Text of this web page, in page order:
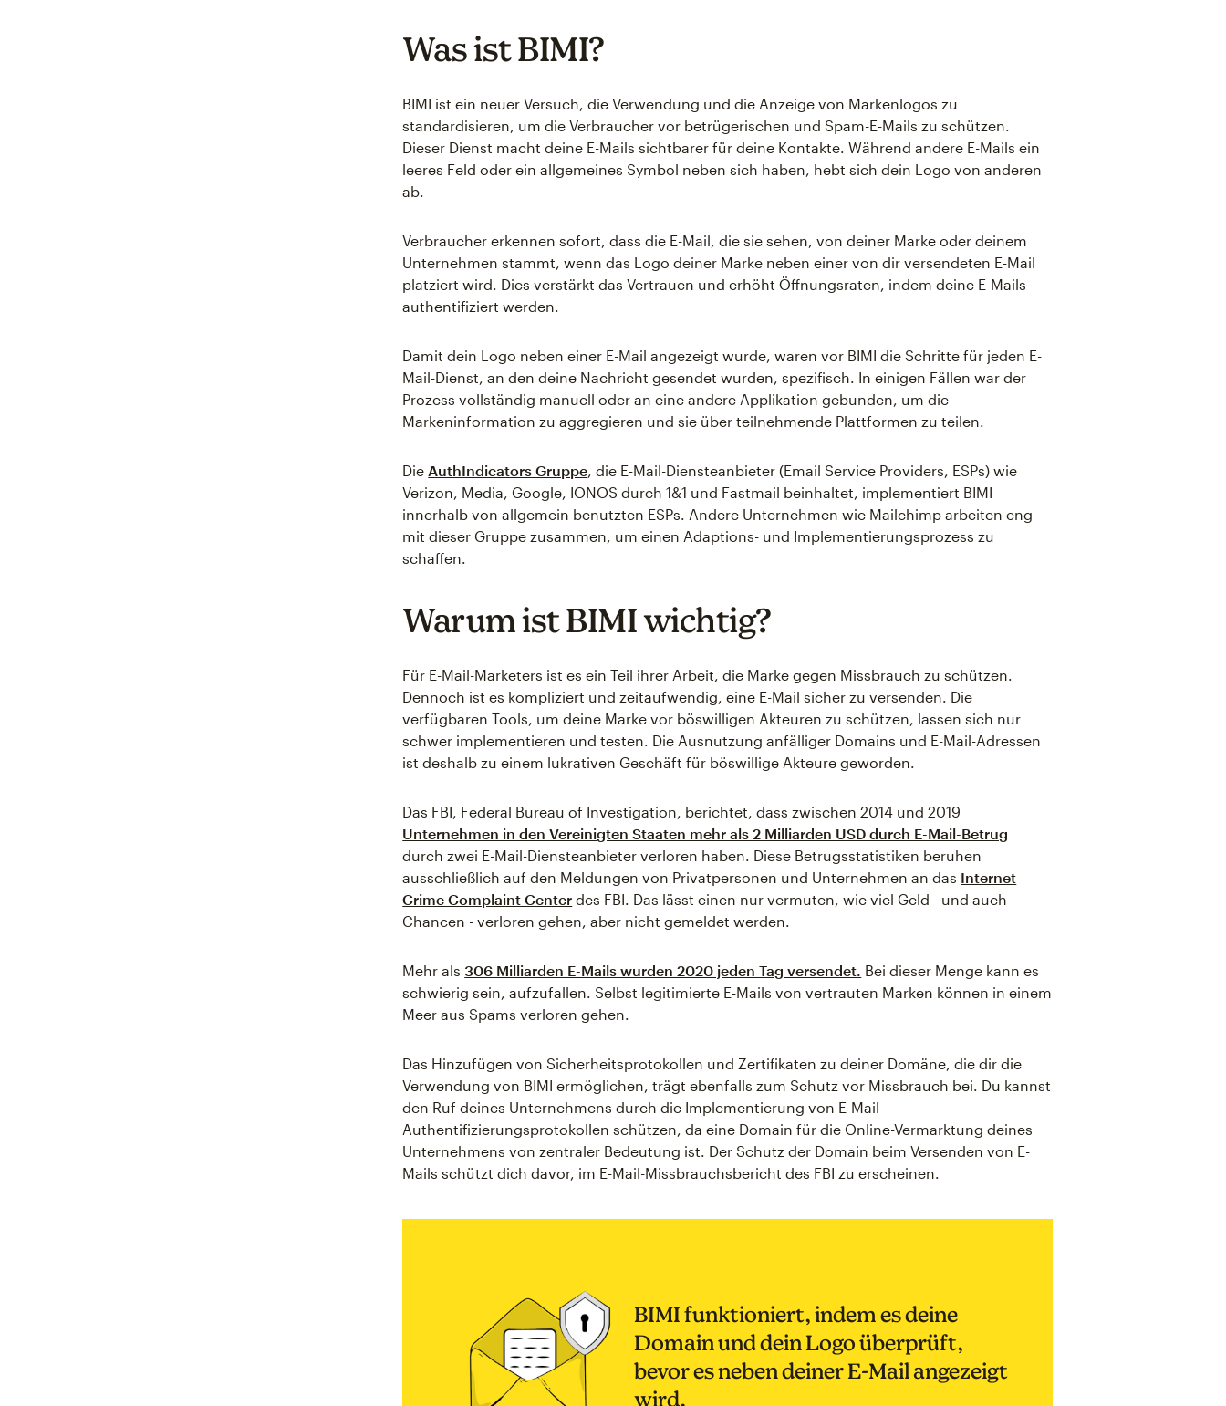
Was ist BIMI?
BIMI ist ein neuer Versuch, die Verwendung und die Anzeige von Markenlogos zu
standardisieren, um die Verbraucher vor betrügerischen und Spam-E-Mails zu schützen.
Dieser Dienst macht deine E-Mails sichtbarer für deine Kontakte. Während andere E-Mails ein
leeres Feld oder ein allgemeines Symbol neben sich haben, hebt sich dein Logo von anderen
ab.
Verbraucher erkennen sofort, dass die E-Mail, die sie sehen, von deiner Marke oder deinem
Unternehmen stammt, wenn das Logo deiner Marke neben einer von dir versendeten E-Mail
platziert wird. Dies verstärkt das Vertrauen und erhöht Öffnungsraten, indem deine E-Mails
authentifiziert werden.
Damit dein Logo neben einer E-Mail angezeigt wurde, waren vor BIMI die Schritte für jeden E-
Mail-Dienst, an den deine Nachricht gesendet wurden, spezifisch. In einigen Fällen war der
Prozess vollständig manuell oder an eine andere Applikation gebunden, um die
Markeninformation zu aggregieren und sie über teilnehmende Plattformen zu teilen.
Die AuthIndicators Gruppe, die E-Mail-Diensteanbieter (Email Service Providers, ESPs) wie
Verizon, Media, Google, IONOS durch 1&1 und Fastmail beinhaltet, implementiert BIMI
innerhalb von allgemein benutzten ESPs. Andere Unternehmen wie Mailchimp arbeiten eng
mit dieser Gruppe zusammen, um einen Adaptions- und Implementierungsprozess zu
schaffen.
Warum ist BIMI wichtig?
Für E-Mail-Marketers ist es ein Teil ihrer Arbeit, die Marke gegen Missbrauch zu schützen.
Dennoch ist es kompliziert und zeitaufwendig, eine E-Mail sicher zu versenden. Die
verfügbaren Tools, um deine Marke vor böswilligen Akteuren zu schützen, lassen sich nur
schwer implementieren und testen. Die Ausnutzung anfälliger Domains und E-Mail-Adressen
ist deshalb zu einem lukrativen Geschäft für böswillige Akteure geworden.
Das FBI, Federal Bureau of Investigation, berichtet, dass zwischen 2014 und 2019
Unternehmen in den Vereinigten Staaten mehr als 2 Milliarden USD durch E-Mail-Betrug
durch zwei E-Mail-Diensteanbieter verloren haben. Diese Betrugsstatistiken beruhen
ausschließlich auf den Meldungen von Privatpersonen und Unternehmen an das Internet
Crime Complaint Center des FBI. Das lässt einen nur vermuten, wie viel Geld - und auch
Chancen - verloren gehen, aber nicht gemeldet werden.
Mehr als306 Milliarden E-Mails wurden 2020 jeden Tag versendet. Bei dieser Menge kann es
schwierig sein, aufzufallen. Selbst legitimierte E-Mails von vertrauten Marken können in einem
Meer aus Spams verloren gehen.
Das Hinzufügen von Sicherheitsprotokollen und Zertifikaten zu deiner Domäne, die dir die
Verwendung von BIMI ermöglichen, trägt ebenfalls zum Schutz vor Missbrauch bei. Du kannst
den Ruf deines Unternehmens durch die Implementierung von E-Mail-
Authentifizierungsprotokollen schützen, da eine Domain für die Online-Vermarktung deines
Unternehmens von zentraler Bedeutung ist. Der Schutz der Domain beim Versenden von E-
Mails schützt dich davor, im E-Mail-Missbrauchsbericht des FBI zu erscheinen.
BIMI funktioniert, indem es deine
Domain und dein Logo überprüft,
bevor es neben deiner E-Mail angezeigt
wird.